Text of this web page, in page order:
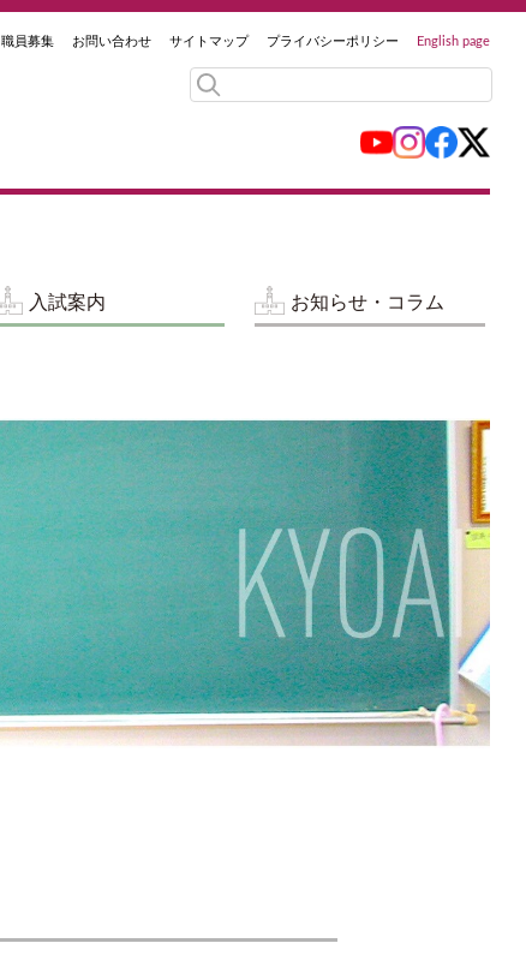
職員募集 お問い合わせ サイトマップ プライバシーポリシー English page
入試案内 お知らせ・コラム